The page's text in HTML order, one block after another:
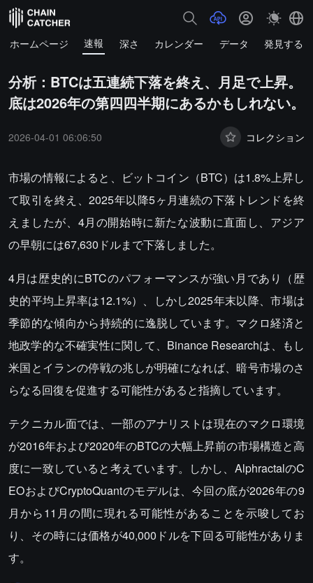
ホームページ 速報 深さ カレンダー データ 発見する
分析：BTCは五連続下落を終え、月足で上昇。
底は2026年の第四四半期にあるかもしれない。
2026-04-01 06:06:50 コレクション
市場の情報によると、ビットコイン（BTC）は1.8%上昇し
て取引を終え、2025年以降5ヶ月連続の下落トレンドを終
えましたが、4月の開始時に新たな波動に直面し、アジア
の早朝には67,630ドルまで下落しました。
4月は歴史的にBTCのパフォーマンスが強い月であり（歴
史的平均上昇率は12.1%）、しかし2025年末以降、市場は
季節的な傾向から持続的に逸脱しています。マクロ経済と
地政学的な不確実性に関して、Binance Researchは、もし
米国とイランの停戦の兆しが明確になれば、暗号市場のさ
らなる回復を促進する可能性があると指摘しています。
テクニカル面では、一部のアナリストは現在のマクロ環境
が2016年および2020年のBTCの大幅上昇前の市場構造と高
度に一致していると考えています。しかし、AlphractalのC
EOおよびCryptoQuantのモデルは、今回の底が2026年の9
月から11月の間に現れる可能性があることを示唆してお
り、その時には価格が40,000ドルを下回る可能性がありま
す。